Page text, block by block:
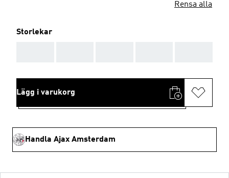
Rensa alla
Storlekar
Lägg i varukorg
Handla Ajax Amsterdam